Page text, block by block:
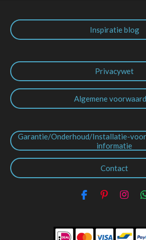
Inspiratie blog
Privacywet
Algemene
Garantie/Onderhoud/Installatie-
informatie
Contact
F
e
b
P
t
e
I
t
a